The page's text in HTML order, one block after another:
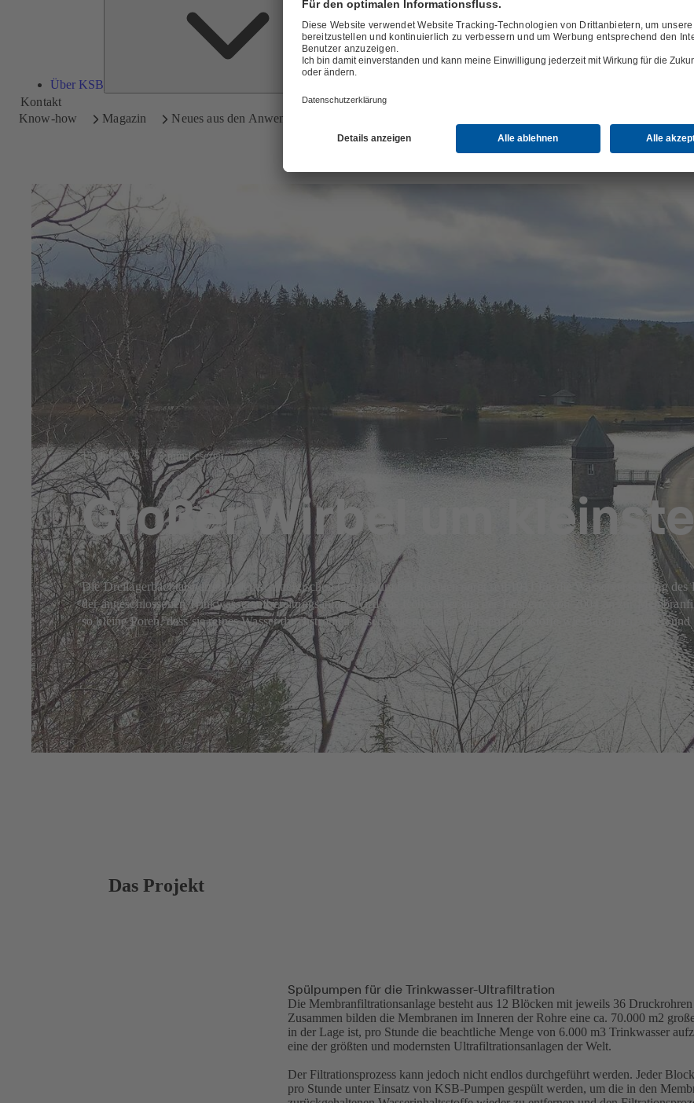
Über KSB
Kontakt
Know-how
Magazin Neues aus den Anwendungen
15. Juli 2025 5 min Lesezeit
Großer Wirbel um
Die Dreilägerbachtalsperre im deutsch-belgischen Grenzraum bei Roetgen sorgt seit 1911 für die Wasserversorgung
der angeschlossenen Trinkwasseraufbereitungsanlage wird das Rohwasser aus der Talsperre von 2004 an zur
so kleine Poren, dass sie reines Wasser durchströmen lassen, alle partiellen Wasserinhaltsstoffe wie Bakterien, Viren
Das Projekt
Spülpumpen für die Trinkwasser-Ultrafiltration
Die Membranfiltrationsanlage besteht aus 12 Blöcken mit jeweils 36
Zusammen bilden die Membranen im Inneren der Rohre eine ca. 70.000 m2
in der Lage ist, pro Stunde die beachtliche Menge von 6.000 m3 Trinkwasser
eine der größten und modernsten Ultrafiltrationsanlagen der Welt.
Der Filtrationsprozess kann jedoch nicht endlos durchgeführt werden. Jeder
pro Stunde unter Einsatz von KSB-Pumpen gespült werden, um die in den